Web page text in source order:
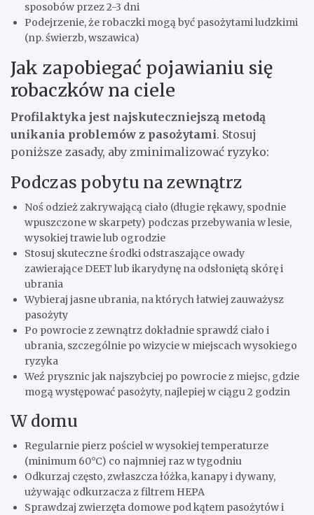
sposobów przez 2-3 dni
Podejrzenie, że robaczki mogą być pasożytami ludzkimi
(np. świerzb, wszawica)
Jak zapobiegać pojawianiu się
robaczków na ciele
Profilaktyka jest najskuteczniejszą metodą
unikania problemów z pasożytami. Stosuj
poniższe zasady, aby zminimalizować ryzyko:
Podczas pobytu na zewnątrz
Noś odzież zakrywającą ciało (długie rękawy, spodnie
wpuszczone w skarpety) podczas przebywania w lesie,
wysokiej trawie lub ogrodzie
Stosuj skuteczne środki odstraszające owady
zawierające DEET lub ikarydynę na odsłoniętą skórę i
ubrania
Wybieraj jasne ubrania, na których łatwiej zauważysz
pasożyty
Po powrocie z zewnątrz dokładnie sprawdź ciało i
ubrania, szczególnie po wizycie w miejscach wysokiego
ryzyka
Weź prysznic jak najszybciej po powrocie z miejsc, gdzie
mogą występować pasożyty, najlepiej w ciągu 2 godzin
W domu
Regularnie pierz pościel w wysokiej temperaturze
(minimum 60°C) co najmniej raz w tygodniu
Odkurzaj często, zwłaszcza łóżka, kanapy i dywany,
używając odkurzacza z filtrem HEPA
Sprawdzaj zwierzęta domowe pod kątem pasożytów i